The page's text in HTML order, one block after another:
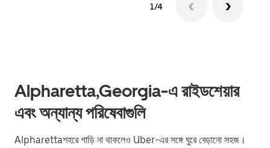
1/4
Alpharetta,Georgia-এ রাইডশেয়ার
এবং অন্যান্য পরিষেবাগুলি
Alpharettaশহরে গাড়ি না থাকলেও Uber-এর সঙ্গে ঘুরে বেড়ানো সহজ।